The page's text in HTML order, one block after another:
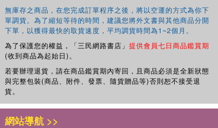
無庫存之商品，在您完成訂單程序之後，將以空運的方式為你下
單調貨。為了縮短等待的時間，建議您將外文書與其他商品分開
下單，以獲得最快的取貨速度，平均調貨時間為1~2個月。
為了保護您的權益，「三民網路書店」 提供會員七日商品鑑賞期
(收到商品為起始日)。
若要辦理退貨，請在商品鑑賞期內寄回，且商品必須是全新狀態
與完整包裝(商品、附件、發票、隨貨贈品等)否則恕不接受退
貨。
網站導航 >>